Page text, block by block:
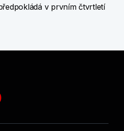
v prvním čtvrtletí